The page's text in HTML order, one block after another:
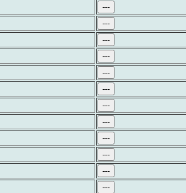
---
---
---
---
---
---
---
---
---
---
---
---